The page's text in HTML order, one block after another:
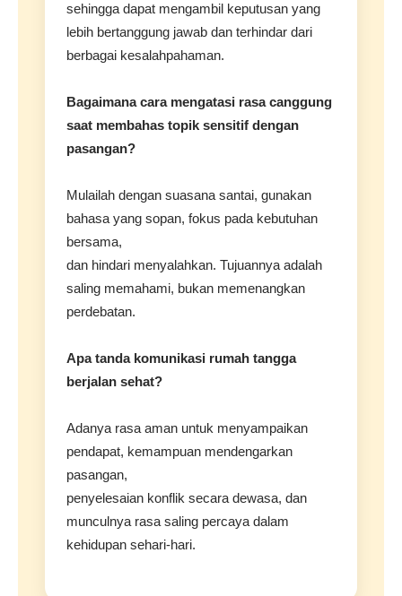
sehingga dapat mengambil keputusan yang
lebih bertanggung jawab dan terhindar dari
berbagai kesalahpahaman.
Bagaimana cara mengatasi rasa canggung
saat membahas topik sensitif dengan
pasangan?
Mulailah dengan suasana santai, gunakan
bahasa yang sopan, fokus pada kebutuhan
bersama,
dan hindari menyalahkan. Tujuannya adalah
saling memahami, bukan memenangkan
perdebatan.
Apa tanda komunikasi rumah tangga
berjalan sehat?
Adanya rasa aman untuk menyampaikan
pendapat, kemampuan mendengarkan
pasangan,
penyelesaian konflik secara dewasa, dan
munculnya rasa saling percaya dalam
kehidupan sehari-hari.